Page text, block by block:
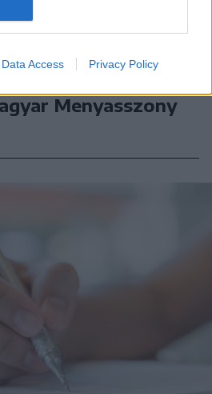
Data Access Privacy Policy
Menyasszony